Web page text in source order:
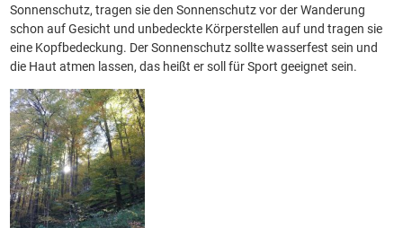
Sonnenschutz, tragen sie den Sonnenschutz vor der Wanderung
schon auf Gesicht und unbedeckte Körperstellen auf und tragen sie
eine Kopfbedeckung. Der Sonnenschutz sollte wasserfest sein und
die Haut atmen lassen, das heißt er soll für Sport geeignet sein.